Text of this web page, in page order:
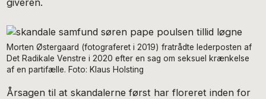
giveren.
Morten Østergaard (fotograferet i 2019) fratrådte lederposten af
Det Radikale Venstre i 2020 efter en sag om seksuel krænkelse
af en partifælle. Foto: Klaus Holsting
Årsagen til at skandalerne først har floreret inden for